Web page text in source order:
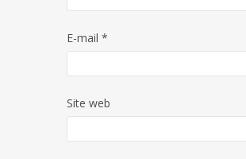
E-mail *
Site web